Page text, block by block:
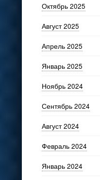
Октябрь 2025
Август 2025
Апрель 2025
Январь 2025
Ноябрь 2024
Сентябрь 2024
Август 2024
Февраль 2024
Январь 2024